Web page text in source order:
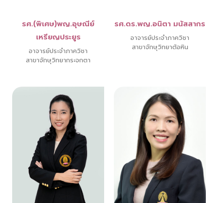
รศ.(พิเศษ)พญ.อุษณีย์
เหรียญประยูร
อาจารย์ประจำภาควิชา
สาขาจักษุวิทยากระจกตา
รศ.ดร.พญ.อนิตา มนัสสากร
อาจารย์ประจำภาควิชา
สาขาจักษุวิทยาต้อหิน